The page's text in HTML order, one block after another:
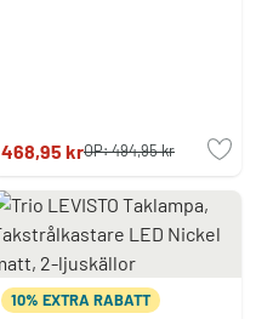
468,95 krOP:494,95 kr
10% EXTRA RABATT